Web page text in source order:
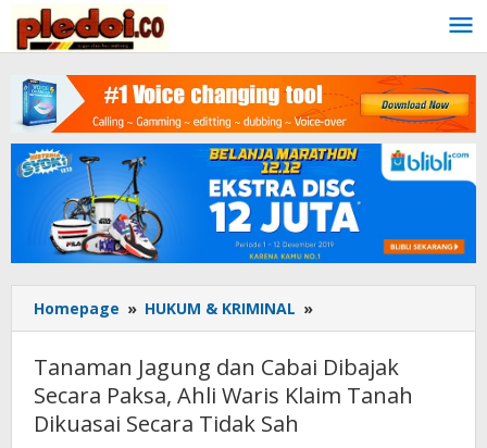
content
Homepage » HUKUM & KRIMINAL »
Jagung
Cabai
Dibajak
Tanaman Jagung dan Cabai Dibajak
Secara Paksa, Ahli Waris Klaim Tanah
Dikuasai Secara Tidak Sah